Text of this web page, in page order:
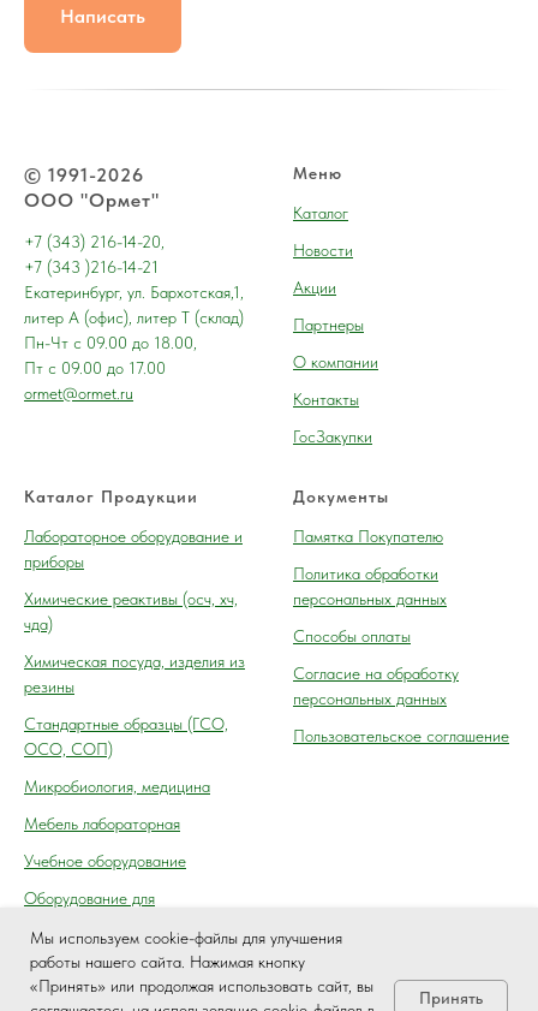
Написать
Мы используем cookie-файлы для улучшения
работы нашего сайта. Нажимая кнопку
«Принять» или продолжая использовать сайт, вы
Принять
© 1991-2026
ООО "Ормет"
+7 (343) 216-14-20,
+7 (343 )216-14-21
Екатеринбург, ул. Бархотская,1,
литер А (офис), литер Т (склад)
Пн-Чт с 09.00 до 18.00,
Пт с 09.00 до 17.00
ormet@ormet.ru
Меню
Каталог
Новости
Акции
Партнеры
О компании
Контакты
ГосЗакупки
Каталог Продукции
Лабораторное оборудование и
приборы
Химические реактивы (осч, хч,
чда)
Химическая посуда, изделия из
резины
Cтандартные образцы (ГСО,
ОСО, СОП)
Микробиология, медицина
Мебель лабораторная
Учебное оборудование
Оборудование для
осмотра (контроля) ГАИ
Документы
Памятка Покупателю
Политика обработки
персональных данных
Способы оплаты
Согласие на обработку
персональных данных
Пользовательское соглашение